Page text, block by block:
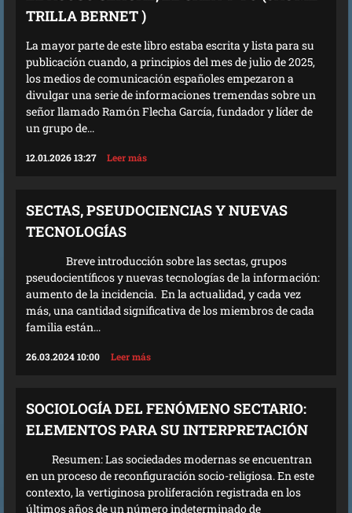
TRILLA BERNET )
La mayor parte de este libro estaba escrita y lista para su
publicación cuando, a principios del mes de julio de 2025,
los medios de comunicación españoles empezaron a
divulgar una serie de informaciones tremendas sobre un
señor llamado Ramón Flecha García, fundador y líder de
un grupo de...
12.01.2026 13:27 Leer más
SECTAS, PSEUDOCIENCIAS Y NUEVAS
TECNOLOGÍAS
Breve introducción sobre las sectas, grupos
pseudocientíficos y nuevas tecnologías de la información:
aumento de la incidencia. En la actualidad, y cada vez
más, una cantidad significativa de los miembros de cada
familia están...
26.03.2024 10:00 Leer más
SOCIOLOGÍA DEL FENÓMENO SECTARIO:
ELEMENTOS PARA SU INTERPRETACIÓN
Resumen: Las sociedades modernas se encuentran
en un proceso de reconfiguración socio-religiosa. En este
contexto, la vertiginosa proliferación registrada en los
últimos años de un número indeterminado de